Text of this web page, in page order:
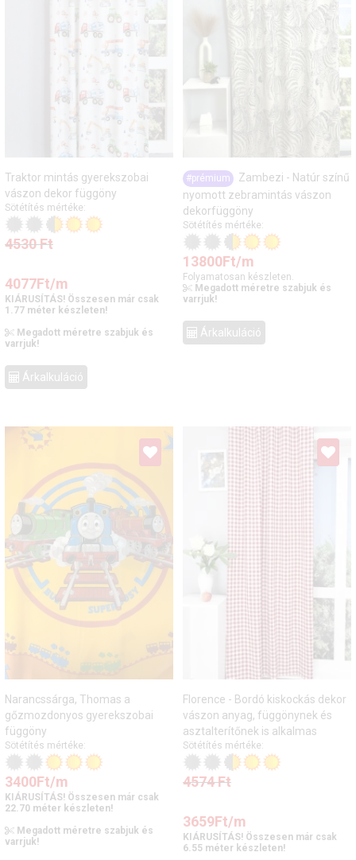
Traktor mintás gyerekszobai
vászon dekor függöny
Sötétítés mértéke:
4530Ft
4077Ft/m
KIÁRUSÍTÁS! Összesen már csak
1.77 méter készleten!
Megadott méretre szabjuk és
varrjuk!
Árkalkuláció
#prémium
Zambezi - Natúr színű
nyomott zebramintás vászon
dekorfüggöny
Sötétítés mértéke:
13800Ft/m
Folyamatosan készleten.
Megadott méretre szabjuk és
varrjuk!
Árkalkuláció
Narancssárga, Thomas a
gőzmozdonyos gyerekszobai
függöny
Sötétítés mértéke:
3400Ft/m
KIÁRUSÍTÁS! Összesen már csak
22.70 méter készleten!
Megadott méretre szabjuk és
varrjuk!
Florence - Bordó kiskockás dekor
vászon anyag, függönynek és
asztalterítőnek is alkalmas
Sötétítés mértéke:
4574Ft
3659Ft/m
KIÁRUSÍTÁS! Összesen már csak
6.55 méter készleten!